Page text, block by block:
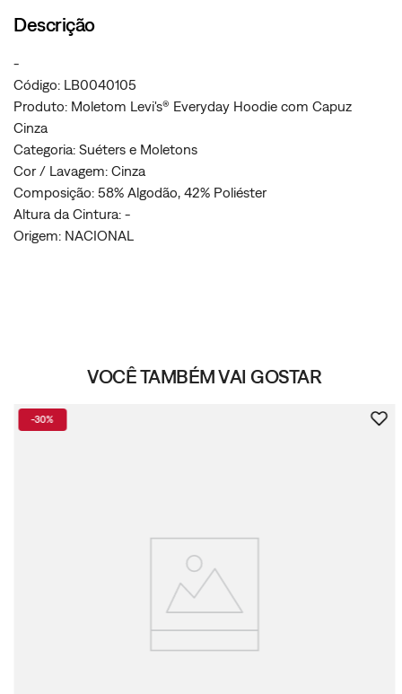
Descrição
-
Código: LB0040105
Produto: Moletom Levi's® Everyday Hoodie com Capuz
Cinza
Categoria: Suéters e Moletons
Cor / Lavagem: Cinza
Composição: 58% Algodão, 42% Poliéster
Altura da Cintura: -
Origem: NACIONAL
VOCÊ TAMBÉM VAI GOSTAR
-30%